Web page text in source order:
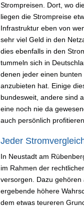
Strompreisen. Dort, wo
liegen die Strompreise
Infrastruktur eben von
sehr viel Geld in den
dies ebenfalls in den
tummeln sich in
denen jeder einen
anzubieten hat. Einige
bundesweit, andere sind
eine noch nie da
auch persönlich
Jeder
In Neustadt am
im Rahmen der
versorgen. Dazu
ergebende höhere
dem etwas teureren